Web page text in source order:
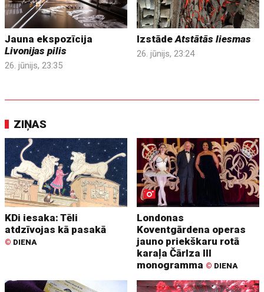
Jauna ekspozīcija
Livonijas pilis
26. jūnijs, 23:35
IzstādeAtstātās liesmas
26. jūnijs, 23:24
ZIŅAS
KDi iesaka: Tēli
atdzīvojas kā pasakā
© DIENA
Londonas
Koventgārdena operas
jauno priekškaru rotā
karaļa Čārlza III
monogramma © DIENA